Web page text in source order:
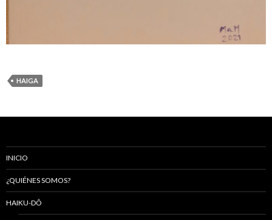
HAIGA
INICIO
¿QUIÉNES SOMOS?
HAIKU-DÔ